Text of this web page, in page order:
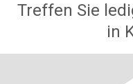
Treffen Sie
in